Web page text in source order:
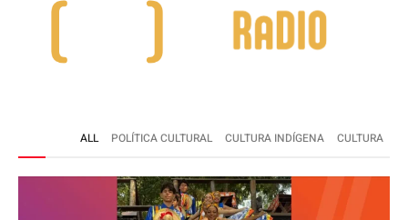
ALL POLÍTICA CULTURAL CULTURA INDÍGENA CULTURA